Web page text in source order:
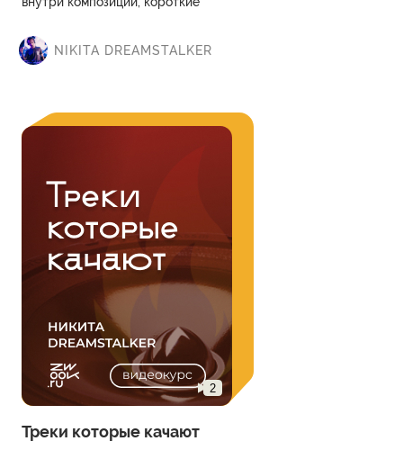
ямы, в которых слушатель
купается как в чистом горном
озере знойным летным днём.
NIKITA DREAMSTALKER
2
Треки которые качают